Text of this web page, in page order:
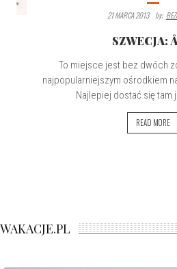
21 MARCA 2013
By:
SZWECJA:
To miejsce jest bez dwóch
najpopularniejszym ośrodkiem
Najlepiej dostać się tam
READ MORE
WAKACJE.PL